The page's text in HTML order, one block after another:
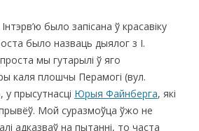
Інтэрв’ю было запісана ў красавіку
было назваць дыялог з І.
проста мы гутарылі ў яго
каля плошчы Перамогі (вул.
у прысутнасці Юрыя Файнберга, які
Мой суразмоўца ўжо не
адказваў на пытанні, то часта